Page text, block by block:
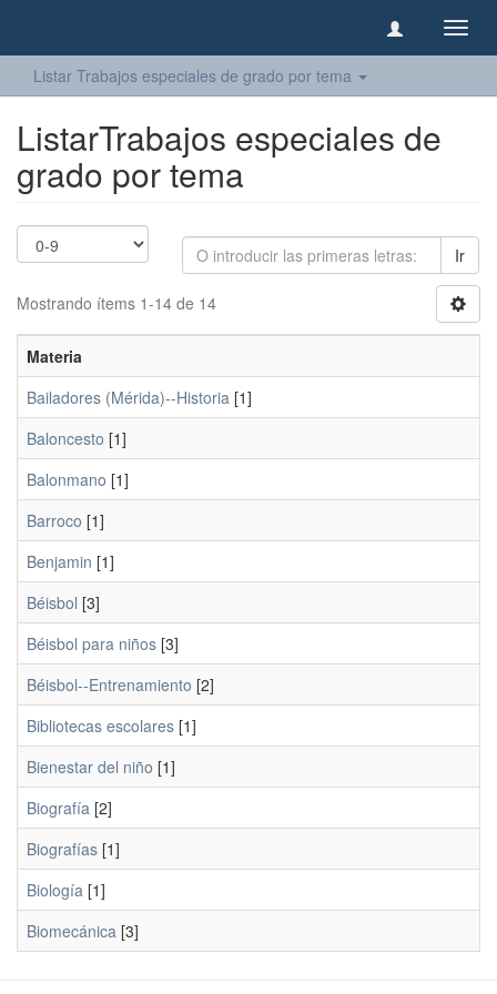
Listar Trabajos especiales de grado por tema
ListarTrabajos especiales de
grado por tema
Ir
Mostrando ítems 1-14 de 14
Materia
Bailadores (Mérida)--Historia [1]
Baloncesto [1]
Balonmano [1]
Barroco [1]
Benjamin [1]
Béisbol [3]
Béisbol para niños [3]
Béisbol--Entrenamiento [2]
Bibliotecas escolares [1]
Bienestar del niño [1]
Biografía [2]
Biografías [1]
Biología [1]
Biomecánica [3]